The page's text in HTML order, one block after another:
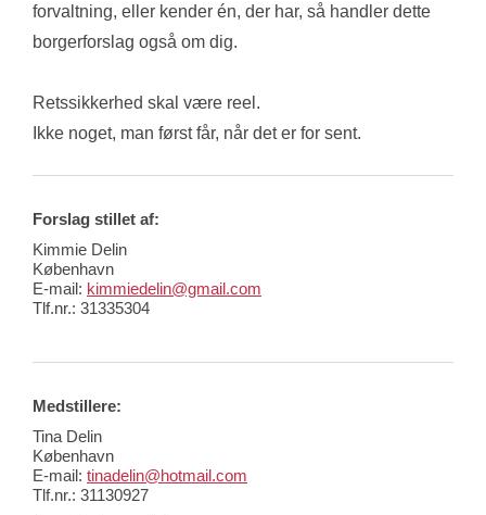
forvaltning, eller kender én, der har, så handler dette
borgerforslag også om dig.
Retssikkerhed skal være reel.
Ikke noget, man først får, når det er for sent.
Forslag stillet af:
Kimmie Delin
København
E-mail: kimmiedelin@gmail.com
Tlf.nr.: 31335304
Medstillere:
Tina Delin
København
E-mail: tinadelin@hotmail.com
Tlf.nr.: 31130927